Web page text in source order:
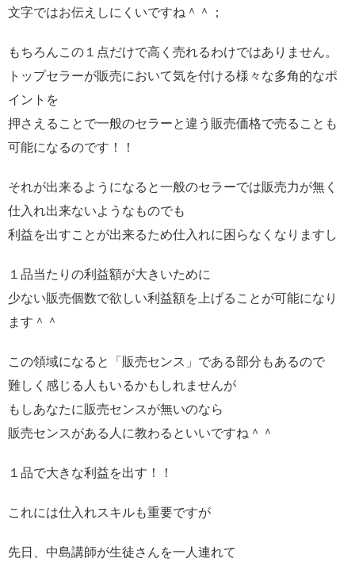
文字ではお伝えしにくいですね＾＾；
もちろんこの１点だけで高く売れるわけではありません。
トップセラーが販売において気を付ける様々な多角的なポ
イントを
押さえることで一般のセラーと違う販売価格で売ることも
可能になるのです！！
それが出来るようになると一般のセラーでは販売力が無く
仕入れ出来ないようなものでも
利益を出すことが出来るため仕入れに困らなくなりますし
１品当たりの利益額が大きいために
少ない販売個数で欲しい利益額を上げることが可能になり
ます＾＾
この領域になると「販売センス」である部分もあるので
難しく感じる人もいるかもしれませんが
もしあなたに販売センスが無いのなら
販売センスがある人に教わるといいですね＾＾
１品で大きな利益を出す！！
これには仕入れスキルも重要ですが
先日、中島講師が生徒さんを一人連れて